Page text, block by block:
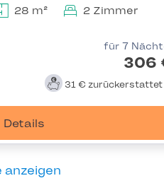
28 m² 2 Zimmer
für 7
306
31 € zurückerstattet
Details